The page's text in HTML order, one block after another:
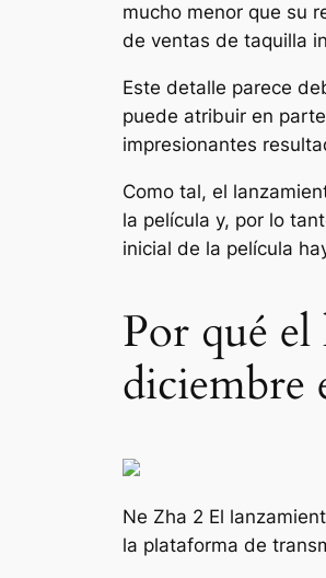
mucho menor que su
de ventas de taquilla
Este detalle parece
puede atribuir en
impresionantes
Como tal, el
la película y, por lo
inicial de la película
Por qué
diciembre
Ne Zha 2 El
la plataforma de